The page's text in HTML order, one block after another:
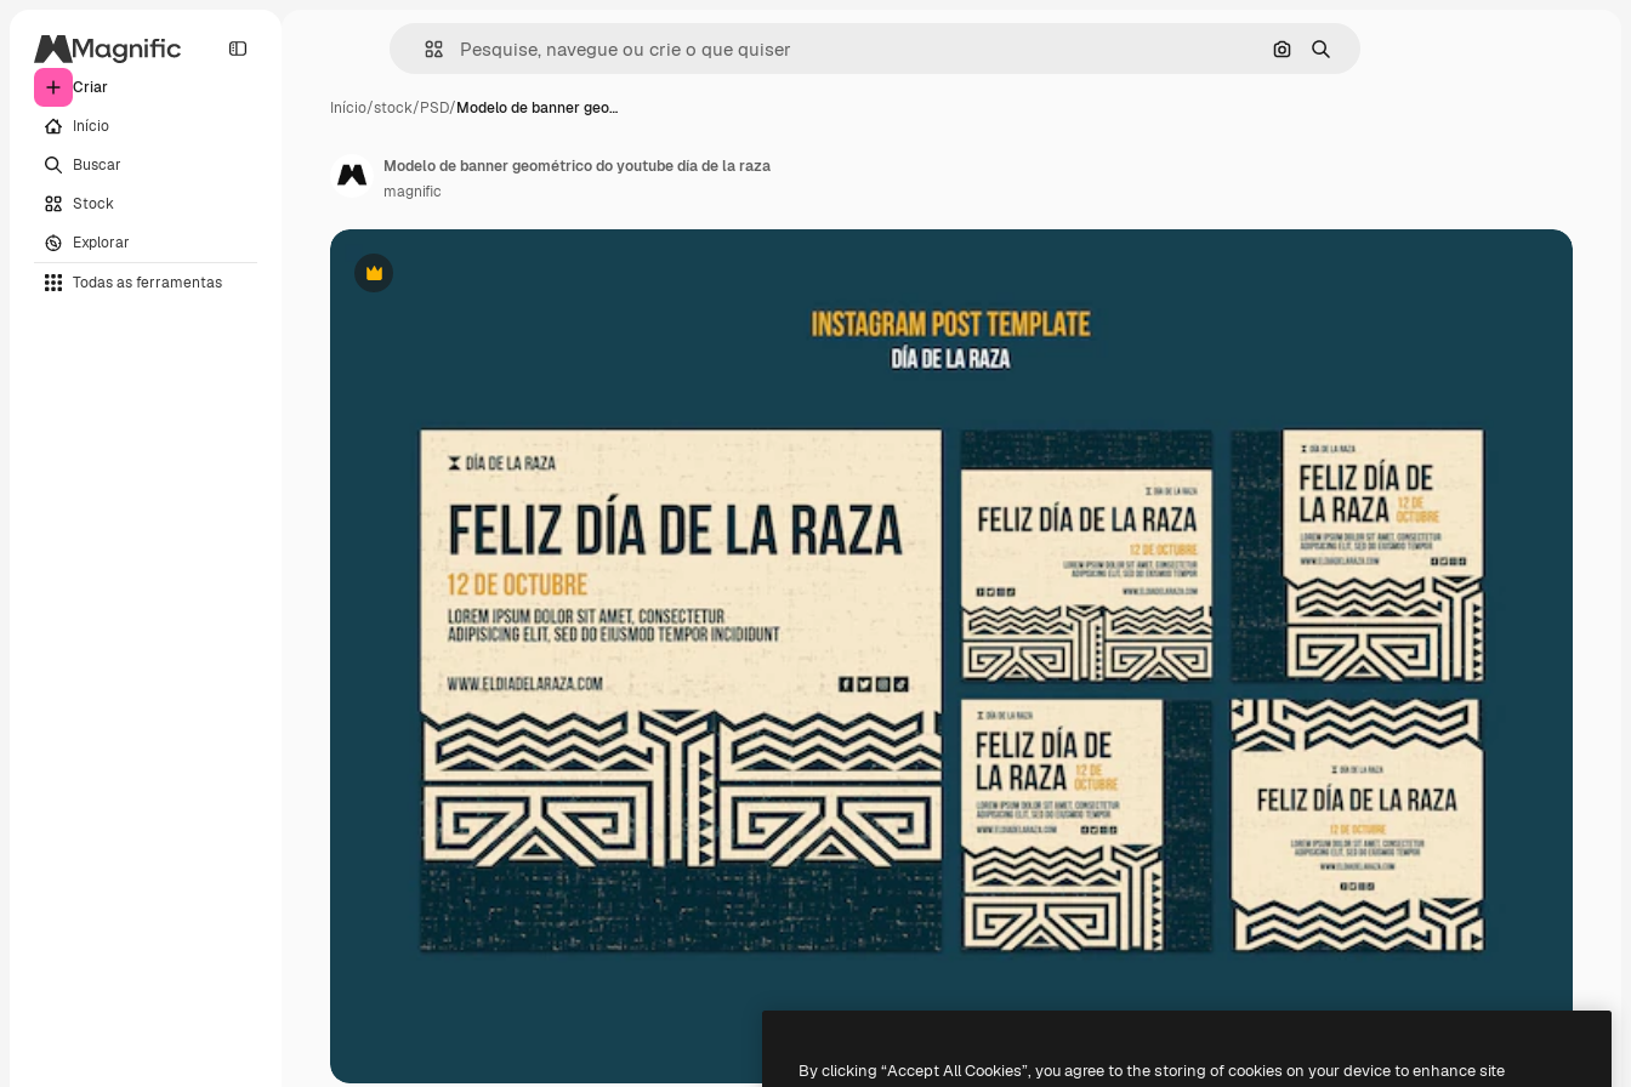
Criar
Início
Buscar
Stock
Explorar
Todas as ferramentas
Pesquisar por imagem
Buscar
Início/stock/PSD/Modelo de banner geo…
Premium
Modelo de banner geométrico do youtube día de la raza
magnific
By clicking “Accept All Cookies”, you agree to the storing of cookies on your device to enhance site